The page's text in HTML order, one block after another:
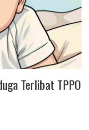
Terlibat TPPO